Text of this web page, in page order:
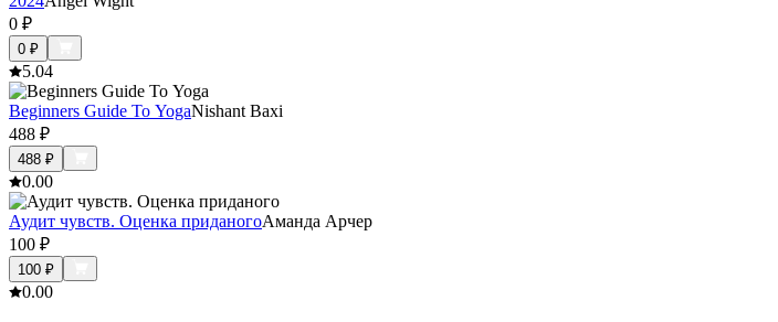
0 ₽
0 ₽
5.04
Beginners Guide To YogaNishant Baxi
488 ₽
488 ₽
0.00
Аудит чувств. Оценка приданогоАманда Арчер
100 ₽
100 ₽
0.00